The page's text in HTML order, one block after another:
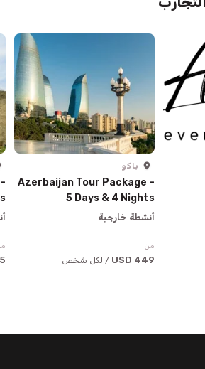
باكو
Azerbaijan Tour Package –
5 Days & 4 Nights
أنشطة خارجية
من
449 USD / لكل شخص